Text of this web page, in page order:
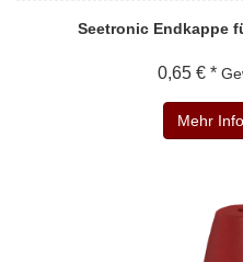
Seetronic Endkappe
0,65 € *
Mehr